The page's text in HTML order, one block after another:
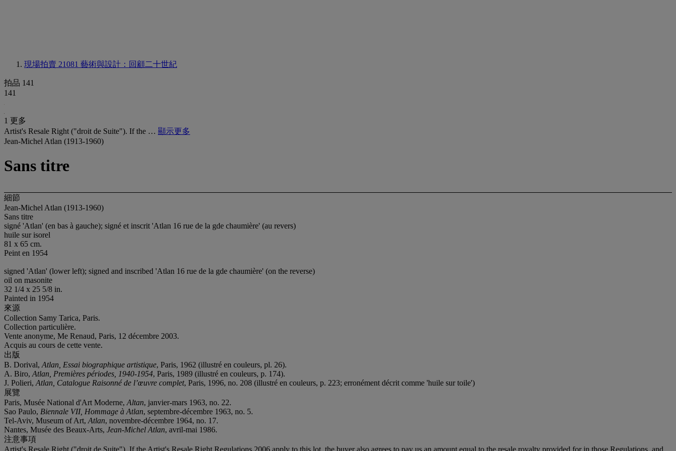
現場拍賣 21081 藝術與設計：回顧二十世紀
拍品 141
141
1 更多
Artist's Resale Right ("droit de Suite"). If the … 顯示更多
Jean-Michel Atlan (1913-1960)
Sans titre
細節
Jean-Michel Atlan (1913-1960)
Sans titre
signé 'Atlan' (en bas à gauche); signé et inscrit 'Atlan 16 rue de la gde chaumière' (au revers)
huile sur isorel
81 x 65 cm.
Peint en 1954
signed 'Atlan' (lower left); signed and inscribed 'Atlan 16 rue de la gde chaumière' (on the reverse)
oil on masonite
32 1/4 x 25 5/8 in.
Painted in 1954
來源
Collection Samy Tarica, Paris.
Collection particulière.
Vente anonyme, Me Renaud, Paris, 12 décembre 2003.
Acquis au cours de cette vente.
出版
B. Dorival, Atlan, Essai biographique artistique, Paris, 1962 (illustré en couleurs, pl. 26).
A. Biro, Atlan, Premières périodes, 1940-1954, Paris, 1989 (illustré en couleurs, p. 174).
J. Polieri, Atlan, Catalogue Raisonné de l’œuvre complet, Paris, 1996, no. 208 (illustré en couleurs, p. 223; erronément décrit comme 'huile sur toile')
展覽
Paris, Musée National d'Art Moderne, Altan, janvier-mars 1963, no. 22.
Sao Paulo, Biennale VII, Hommage à Atlan, septembre-décembre 1963, no. 5.
Tel-Aviv, Museum of Art, Atlan, novembre-décembre 1964, no. 17.
‌Nantes, Musée des Beaux-Arts, Jean-Michel Atlan, avril-mai 1986.
注意事項
Artist's Resale Right ("droit de Suite"). If the Artist's Resale Right Regulations 2006 apply to this lot, the buyer also agrees to pay us an amount equal to the resale royalty provided for in those Regulations, and